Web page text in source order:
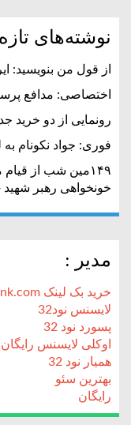
نوشته‌های تازه
از قول من بنویسید:
اختصاصی: مدافع
رونمایی از دو خرید
فوری: جواد نکونام
۱۴۹مین شب از
خونخواهی رهبر شهید
مدیر :
خرید بک لینک behtarinbacklink.com
لایسنس نود32
پسورد نود 32
اوکلی لایسنس رایگان
همیار نود 32
بهترین سئو
رایگان